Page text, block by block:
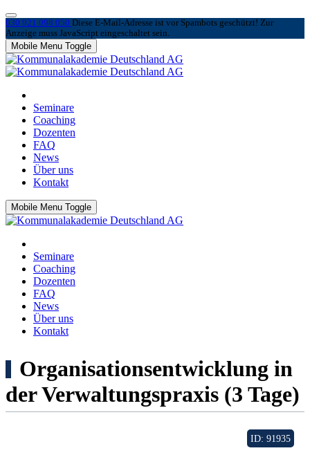
030 921 098 050 Diese E-Mail-Adresse ist vor Spambots geschützt! Zur
Anzeige muss JavaScript eingeschaltet sein.
Mobile Menu Toggle
Seminare
Coaching
Dozenten
FAQ
News
Über uns
Kontakt
Mobile Menu Toggle
Seminare
Coaching
Dozenten
FAQ
News
Über uns
Kontakt
Organisationsentwicklung in
der Verwaltungspraxis (3 Tage)
ID: 91935